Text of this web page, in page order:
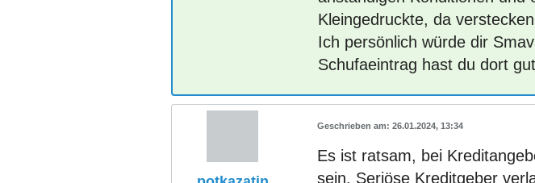
Kleingedruckte, da
Ich persönlich würde dir
Schufaeintrag hast du dort
26.01.2024, 13:34
Es ist ratsam, bei
sein. Seriöse Kreditgeber